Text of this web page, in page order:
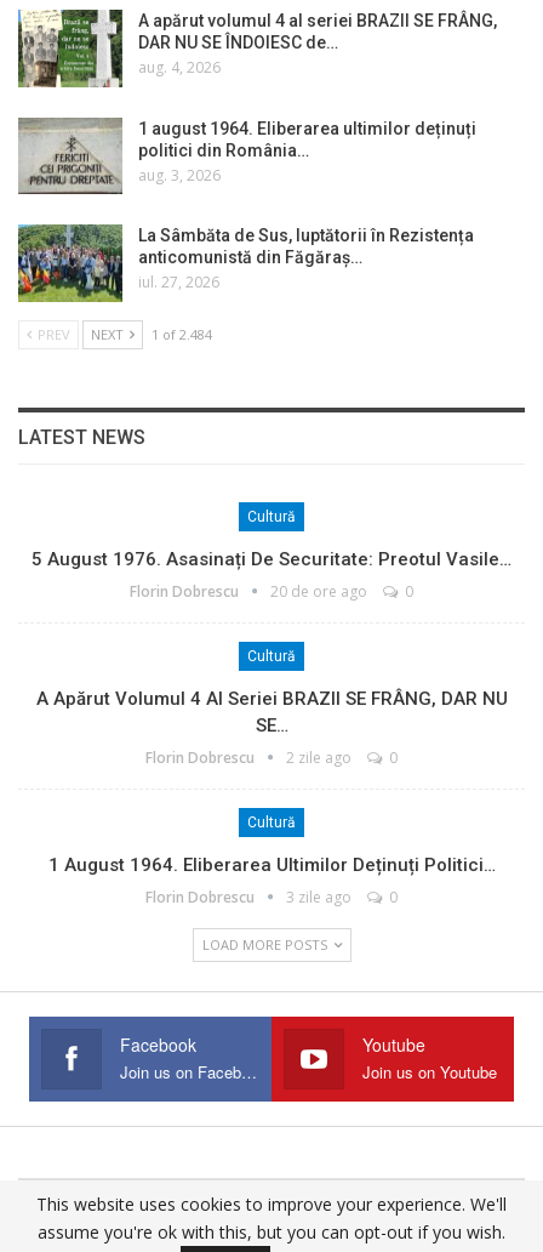
A apărut volumul 4 al seriei BRAZII SE FRÂNG,
DAR NU SE ÎNDOIESC de…
aug. 4, 2026
1 august 1964. Eliberarea ultimilor deținuți
politici din România…
aug. 3, 2026
La Sâmbăta de Sus, luptătorii în Rezistența
anticomunistă din Făgăraș…
iul. 27, 2026
PREV NEXT 1 of 2.484
LATEST NEWS
Cultură
5 August 1976. Asasinați De Securitate: Preotul Vasile…
Florin Dobrescu 20 de ore ago 0
Cultură
A Apărut Volumul 4 Al Seriei BRAZII SE FRÂNG, DAR NU
SE…
Florin Dobrescu 2 zile ago 0
Cultură
1 August 1964. Eliberarea Ultimilor Deținuți Politici…
Florin Dobrescu 3 zile ago 0
LOAD MORE POSTS
Facebook
Join us on Facebook
Youtube
Join us on Youtube
© 2025 - All Rights Reserved.
This website uses cookies to improve your experience. We'll
assume you're ok with this, but you can opt-out if you wish.